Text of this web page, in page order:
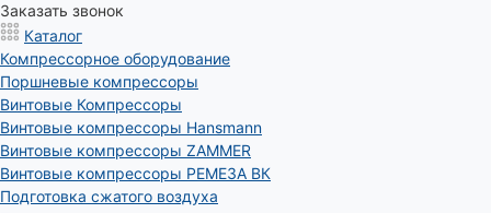
Заказать звонок
Каталог
Компрессорное оборудование
Поршневые компрессоры
Винтовые Компрессоры
Винтовые компрессоры Hansmann
Винтовые компрессоры ZAMMER
Винтовые компрессоры РЕМЕЗА ВК
Подготовка сжатого воздуха